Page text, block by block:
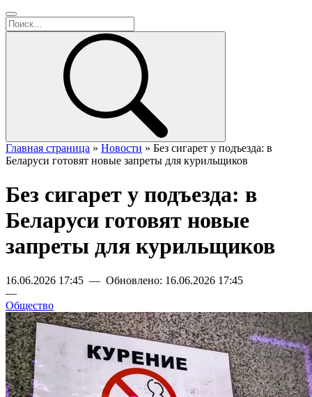
Главная страница » Новости » Без сигарет у подъезда: в
Беларуси готовят новые запреты для курильщиков
Без сигарет у подъезда: в
Беларуси готовят новые
запреты для курильщиков
16.06.2026 17:45 — Обновлено: 16.06.2026 17:45
—
Общество